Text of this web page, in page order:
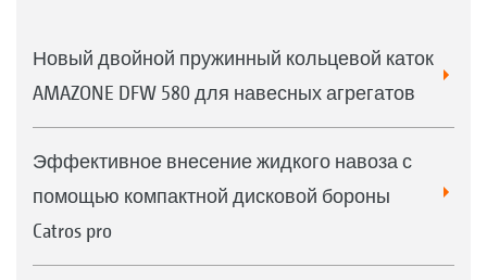
ножей из закалённой бористой стали
Новый двойной пружинный кольцевой каток
AMAZONE DFW 580 для навесных агрегатов
Эффективное внесение жидкого навоза с
помощью компактной дисковой бороны
Catros pro